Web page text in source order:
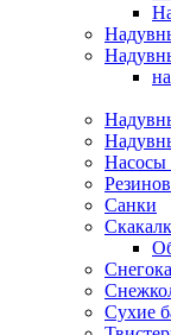
Насосы
Санки
Сухие